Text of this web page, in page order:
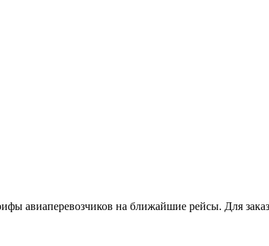
авиаперевозчиков на ближайшие рейсы. Для